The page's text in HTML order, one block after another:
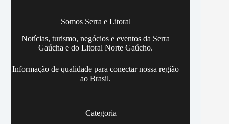
Somos Serra e Litoral
Notícias, turismo, negócios e eventos da Serra
Gaúcha e do Litoral Norte Gaúcho.
Informação de qualidade para conectar nossa região
ao Brasil.
Categoria